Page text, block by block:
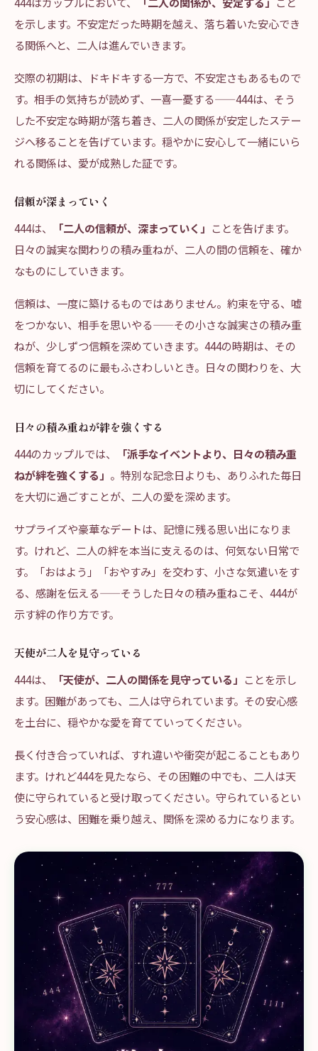
を示します。不安定だった時期を越え、落ち着いた安心でき
る関係へと、二人は進んでいきます。
交際の初期は、ドキドキする一方で、不安定さもあるもので
す。相手の気持ちが読めず、一喜一憂する——444は、そう
した不安定な時期が落ち着き、二人の関係が安定したステー
ジへ移ることを告げています。穏やかに安心して一緒にいら
れる関係は、愛が成熟した証です。
信頼が深まっていく
444は、
「二人の信頼が、深まっていく」 ことを告げます。
日々の誠実な関わりの積み重ねが、二人の間の信頼を、確か
なものにしていきます。
信頼は、一度に築けるものではありません。約束を守る、嘘
をつかない、相手を思いやる——その小さな誠実さの積み重
ねが、少しずつ信頼を深めていきます。444の時期は、その
信頼を育てるのに最もふさわしいとき。日々の関わりを、大
切にしてください。
日々の積み重ねが絆を強くする
444のカップルでは、
「派手なイベントより、日々の積み重
ねが絆を強くする」 。特別な記念日よりも、ありふれた毎日
を大切に過ごすことが、二人の愛を深めます。
サプライズや豪華なデートは、記憶に残る思い出になりま
す。けれど、二人の絆を本当に支えるのは、何気ない日常で
す。「おはよう」「おやすみ」を交わす、小さな気遣いをす
る、感謝を伝える——そうした日々の積み重ねこそ、444が
示す絆の作り方です。
天使が二人を見守っている
444は、
「天使が、二人の関係を見守っている」 ことを示し
ます。困難があっても、二人は守られています。その安心感
を土台に、穏やかな愛を育てていってください。
長く付き合っていれば、すれ違いや衝突が起こることもあり
ます。けれど444を見たなら、その困難の中でも、二人は天
使に守られていると受け取ってください。守られているとい
う安心感は、困難を乗り越え、関係を深める力になります。